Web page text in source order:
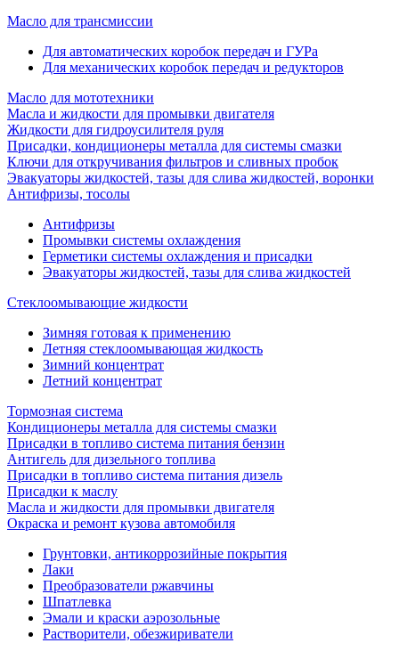
Масло для трансмиссии
Для автоматических коробок передач и ГУРа
Для механических коробок передач и редукторов
Масло для мототехники
Масла и жидкости для промывки двигателя
Жидкости для гидроусилителя руля
Присадки, кондиционеры металла для системы смазки
Ключи для откручивания фильтров и сливных пробок
Эвакуаторы жидкостей, тазы для слива жидкостей, воронки
Антифризы, тосолы
Антифризы
Промывки системы охлаждения
Герметики системы охлаждения и присадки
Эвакуаторы жидкостей, тазы для слива жидкостей
Стеклоомывающие жидкости
Зимняя готовая к применению
Летняя стеклоомывающая жидкость
Зимний концентрат
Летний концентрат
Тормозная система
Кондиционеры металла для системы смазки
Присадки в топливо система питания бензин
Антигель для дизельного топлива
Присадки в топливо система питания дизель
Присадки к маслу
Масла и жидкости для промывки двигателя
Окраска и ремонт кузова автомобиля
Грунтовки, антикоррозийные покрытия
Лаки
Преобразователи ржавчины
Шпатлевка
Эмали и краски аэрозольные
Растворители, обезжириватели